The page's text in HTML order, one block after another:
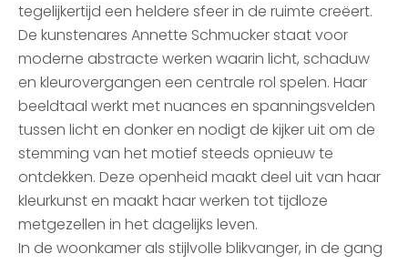
tegelijkertijd een heldere sfeer in de ruimte creëert.
De kunstenares Annette Schmucker staat voor
moderne abstracte werken waarin licht, schaduw
en kleurovergangen een centrale rol spelen. Haar
beeldtaal werkt met nuances en spanningsvelden
tussen licht en donker en nodigt de kijker uit om de
stemming van het motief steeds opnieuw te
ontdekken. Deze openheid maakt deel uit van haar
kleurkunst en maakt haar werken tot tijdloze
metgezellen in het dagelijks leven.
In de woonkamer als stijlvolle blikvanger, in de gang